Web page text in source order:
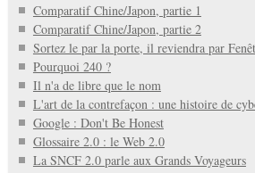
Comparatif Chine/Japon, partie 1
Comparatif Chine/Japon, partie 2
Sortez le par la porte, il reviendra par
Pourquoi 240 ?
Il n'a de libre que le nom
L'art de la contrefaçon : une histoire de
Google : Don't Be Honest
Glossaire 2.0 : le Web 2.0
La SNCF 2.0 parle aux Grands Voyageurs